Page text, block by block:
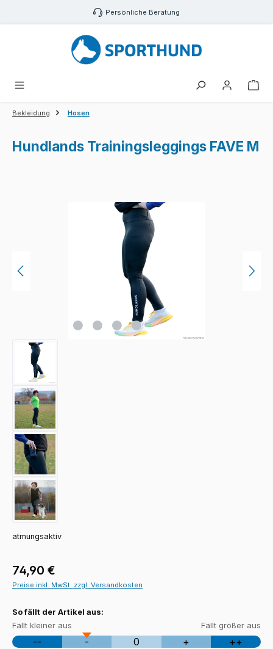
Zum Hauptinhalt springen Persönliche Beratung
Bekleidung Hosen
Hundlands Trainingsleggings FAVE M
atmungsaktiv
Regulärer Preis:
74,90 €
Preise inkl. MwSt. zzgl. Versandkosten
So fällt der Artikel aus:
Fällt kleiner aus Fällt größer aus
-- - 0 + ++